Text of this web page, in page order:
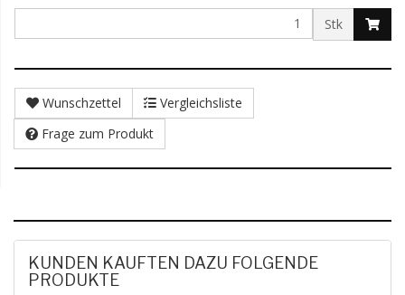
Stk
Wunschzettel
Vergleichsliste
Frage zum Produkt
KUNDEN KAUFTEN DAZU FOLGENDE
PRODUKTE